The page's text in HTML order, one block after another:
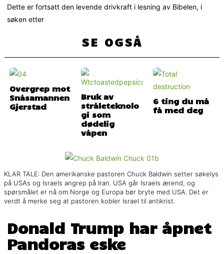
Dette er fortsatt den levende drivkraft i lesning av Bibelen, i
søken etter
SE OGSÅ
Overgrep mot
Snåsamannen
Gjerstad
Bruk av
stråleteknolo
gi som
dødelig
våpen
6 ting du må
få med deg
KLAR TALE: Den amerikanske pastoren Chuck Baldwin setter søkelys
på USAs og Israels angrep på Iran. USA går Israels ærend, og
spørsmålet er nå om Norge og Europa bør bryte med USA. Det er
verdt å merke seg at pastoren kobler Israel til antikrist.
Donald Trump har åpnet
Pandoras eske